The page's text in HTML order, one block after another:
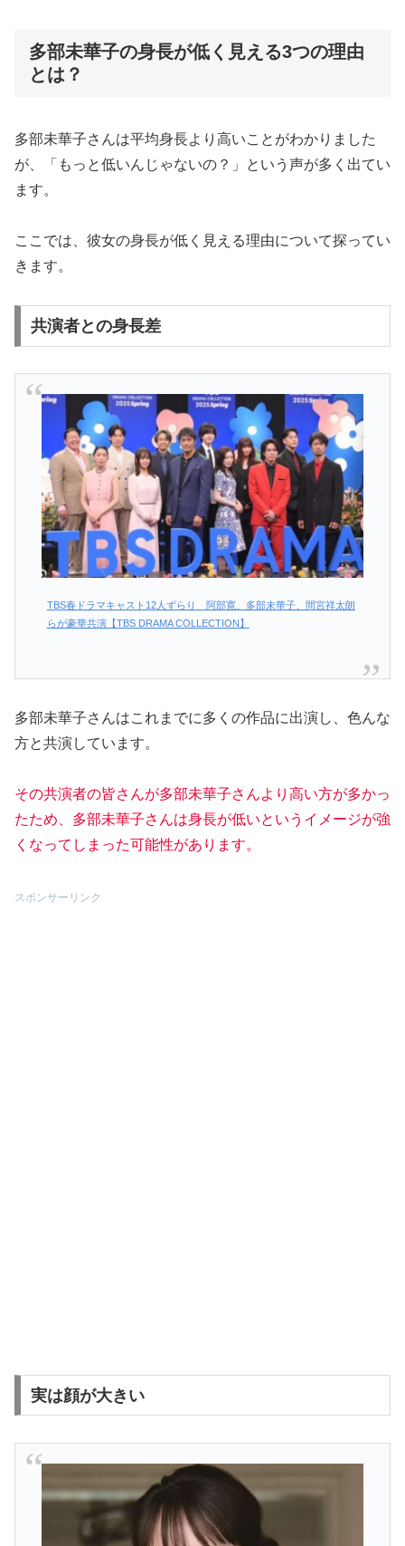
多部未華子の身長が低く見える3つの理由
とは？
多部未華子さんは平均身長より高いことがわかりました
が、「もっと低いんじゃないの？」という声が多く出てい
ます。
ここでは、彼女の身長が低く見える理由について探ってい
きます。
共演者との身長差
TBS春ドラマキャスト12人ずらり 阿部寛、多部未華子、間宮祥太朗
らが豪華共演【TBS DRAMA COLLECTION】
多部未華子さんはこれまでに多くの作品に出演し、色んな
方と共演しています。
その共演者の皆さんが多部未華子さんより高い方が多かっ
たため、多部未華子さんは身長が低いというイメージが強
くなってしまった可能性があります。
スポンサーリンク
実は顔が大きい